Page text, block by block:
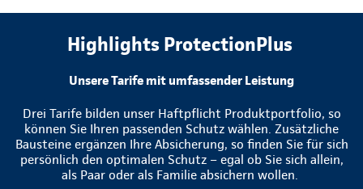
Highlights ProtectionPlus
Unsere Tarife mit umfassender Leistung
Drei Tarife bilden unser Haftpflicht Produktportfolio, so
können Sie Ihren passenden Schutz wählen. Zusätzliche
Bausteine ergänzen Ihre Absicherung, so finden Sie für sich
persönlich den optimalen Schutz – egal ob Sie sich allein,
als Paar oder als Familie absichern wollen.